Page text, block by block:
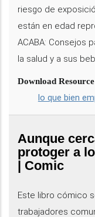
riesgo de
están en edad
ACABA: Consejos
la salud y a sus
Download Resource
lo que bien
Aunque
protoger a
| Comic
Este libro cómico
trabajadores